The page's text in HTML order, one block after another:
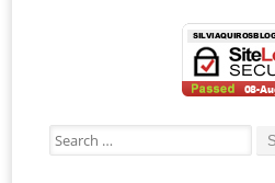
Post navigation
Search for: